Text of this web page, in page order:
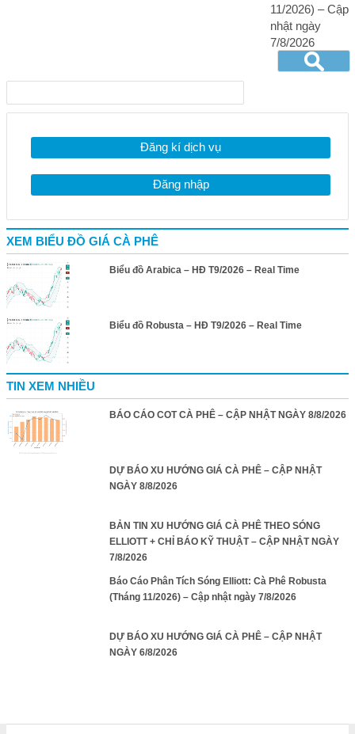
11/2026) – Cập
nhật ngày
7/8/2026
Đăng kí dịch vụ
Đăng nhập
XEM BIỂU ĐỒ GIÁ CÀ PHÊ
Biểu đồ Arabica – HĐ T9/2026 – Real Time
Biểu đồ Robusta – HĐ T9/2026 – Real Time
TIN XEM NHIỀU
BÁO CÁO COT CÀ PHÊ – CẬP NHẬT NGÀY 8/8/2026
DỰ BÁO XU HƯỚNG GIÁ CÀ PHÊ – CẬP NHẬT
NGÀY 8/8/2026
BẢN TIN XU HƯỚNG GIÁ CÀ PHÊ THEO SÓNG
ELLIOTT + CHỈ BÁO KỸ THUẬT – CẬP NHẬT NGÀY
7/8/2026
Báo Cáo Phân Tích Sóng Elliott: Cà Phê Robusta
(Tháng 11/2026) – Cập nhật ngày 7/8/2026
DỰ BÁO XU HƯỚNG GIÁ CÀ PHÊ – CẬP NHẬT
NGÀY 6/8/2026